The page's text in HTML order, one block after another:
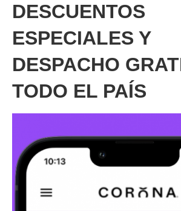
DESCUENTOS
ESPECIALES Y
DESPACHO
TODO EL PAÍS